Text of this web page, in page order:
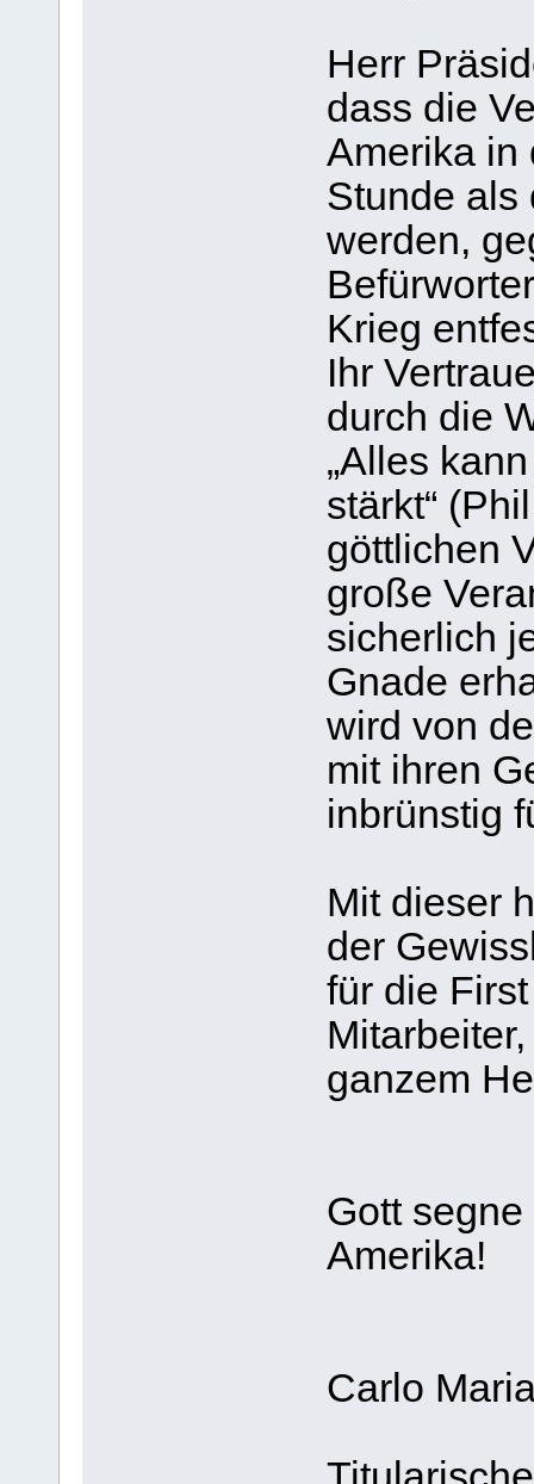
Herr
dass die
Amerika in
Stunde als
werden,
Krieg
Ihr
durch die
„Alles
stärkt“
göttlichen
große
sicherlich
Gnade
wird von
mit ihren
inbrünstig
Mit dieser
der
für die
ganzem
Gott
Amerika!
Carlo